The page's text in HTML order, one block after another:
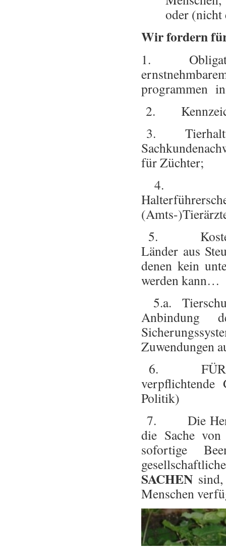
oder (nicht
Wir fordern
1.
programmen in
2.
3.
für Züchter;
4.
(Amts-
5.
Länder aus
denen kein
werden kann…
5.a.
Anbindung
Zuwendungen
6. FÜR
verpflichtende
Politik)
7. Die
die Sache
sofortige
SACHEN
Menschen